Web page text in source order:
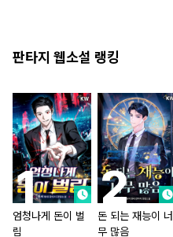
판타지 웹소설 랭킹
엄청나게 돈이 벌
림
돈 되는 재능이 너
무 많음